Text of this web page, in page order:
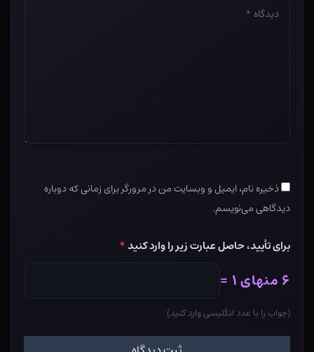
ذخیره نام، ایمیل و وبسایت من در مرورگر برای زمانی که دوباره
دیدگاهی می‌نویسم.
برای تأیید، حاصل عبارت زیر را وارد کنید*
۶ منهای ۱ =
(جواب را با عدد انگلیسی وارد کنید)